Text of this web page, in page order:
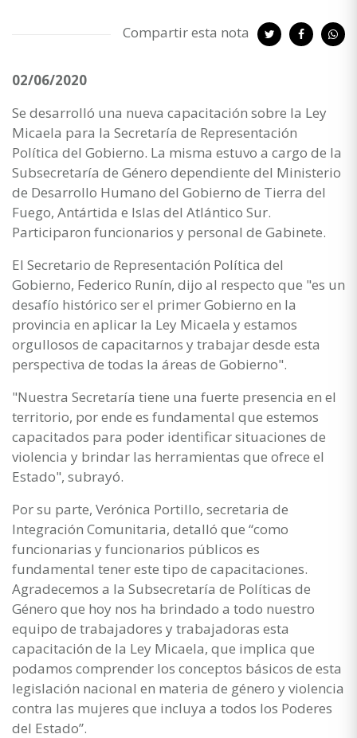
Compartir esta nota
02/06/2020
Se desarrolló una nueva capacitación sobre la Ley
Micaela para la Secretaría de Representación
Política del Gobierno. La misma estuvo a cargo de la
Subsecretaría de Género dependiente del Ministerio
de Desarrollo Humano del Gobierno de Tierra del
Fuego, Antártida e Islas del Atlántico Sur.
Participaron funcionarios y personal de Gabinete.
El Secretario de Representación Política del
Gobierno, Federico Runín, dijo al respecto que "es un
desafío histórico ser el primer Gobierno en la
provincia en aplicar la Ley Micaela y estamos
orgullosos de capacitarnos y trabajar desde esta
perspectiva de todas la áreas de Gobierno".
"Nuestra Secretaría tiene una fuerte presencia en el
territorio, por ende es fundamental que estemos
capacitados para poder identificar situaciones de
violencia y brindar las herramientas que ofrece el
Estado", subrayó.
Por su parte, Verónica Portillo, secretaria de
Integración Comunitaria, detalló que “como
funcionarias y funcionarios públicos es
fundamental tener este tipo de capacitaciones.
Agradecemos a la Subsecretaría de Políticas de
Género que hoy nos ha brindado a todo nuestro
equipo de trabajadores y trabajadoras esta
capacitación de la Ley Micaela, que implica que
podamos comprender los conceptos básicos de esta
legislación nacional en materia de género y violencia
contra las mujeres que incluya a todos los Poderes
del Estado”.